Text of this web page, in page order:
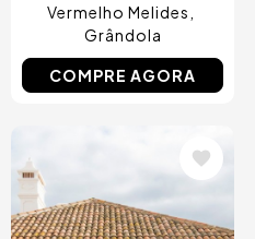
Vermelho Melides
Grândola
COMPRE AGORA
Imagem